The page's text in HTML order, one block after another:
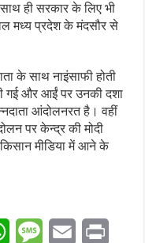
ही सरकार के लिए भी
मध्य प्रदेश के मंदसौर से
के साथ नाइंसाफी होती
गई और आईं पर उनकी दशा
आंदोलनरत है। वहीं
पर केन्द्र की मोदी
मीडिया में आने के
WhatsAppMessageEmail